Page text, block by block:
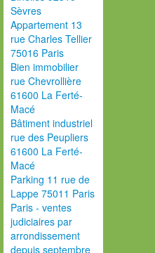
Sèvres
Appartement 13
rue Charles Tellier
75016 Paris
Bien immobilier
rue Chevrollière
61600 La Ferté-
Macé
Bâtiment industriel
rue des Peupliers
61600 La Ferté-
Macé
Parking 11 rue de
Lappe 75011 Paris
Paris - ventes
judiciaires par
arrondissement
depuis septembre